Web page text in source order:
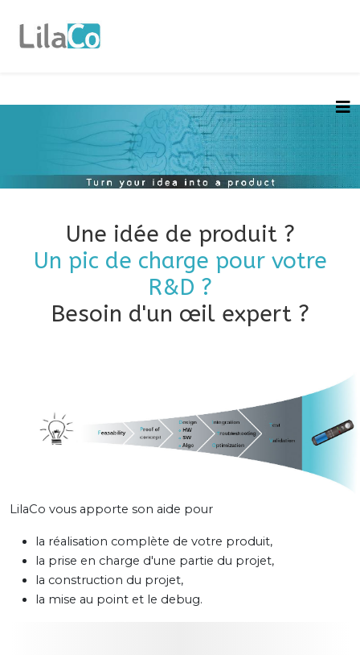
Une idée de produit ?
Un pic de charge pour votre
R&D ?
Besoin d'un œil expert ?
LilaCo vous apporte son aide pour
la réalisation complète de votre produit,
la prise en charge d'une partie du projet,
la construction du projet,
la mise au point et le debug.